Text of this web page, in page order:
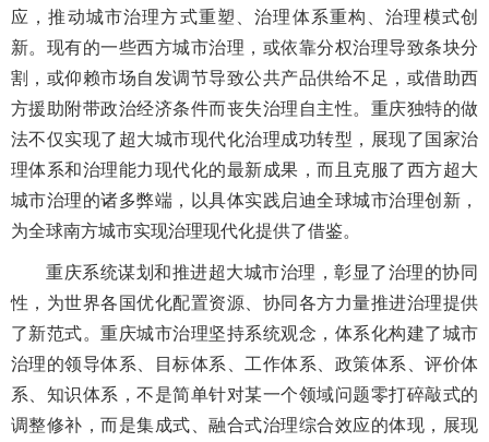
应，推动城市治理方式重塑、治理体系重构、治理模式创
新。现有的一些西方城市治理，或依靠分权治理导致条块分
割，或仰赖市场自发调节导致公共产品供给不足，或借助西
方援助附带政治经济条件而丧失治理自主性。重庆独特的做
法不仅实现了超大城市现代化治理成功转型，展现了国家治
理体系和治理能力现代化的最新成果，而且克服了西方超大
城市治理的诸多弊端，以具体实践启迪全球城市治理创新，
为全球南方城市实现治理现代化提供了借鉴。
重庆系统谋划和推进超大城市治理，彰显了治理的协同
性，为世界各国优化配置资源、协同各方力量推进治理提供
了新范式。重庆城市治理坚持系统观念，体系化构建了城市
治理的领导体系、目标体系、工作体系、政策体系、评价体
系、知识体系，不是简单针对某一个领域问题零打碎敲式的
调整修补，而是集成式、融合式治理综合效应的体现，展现